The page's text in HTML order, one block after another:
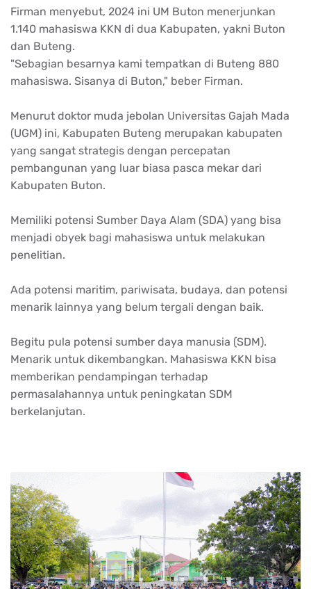
Firman menyebut, 2024 ini UM Buton menerjunkan
1.140 mahasiswa KKN di dua Kabupaten, yakni Buton
dan Buteng.
"Sebagian besarnya kami tempatkan di Buteng 880
mahasiswa. Sisanya di Buton," beber Firman.
Menurut doktor muda jebolan Universitas Gajah Mada
(UGM) ini, Kabupaten Buteng merupakan kabupaten
yang sangat strategis dengan percepatan
pembangunan yang luar biasa pasca mekar dari
Kabupaten Buton.
Memiliki potensi Sumber Daya Alam (SDA) yang bisa
menjadi obyek bagi mahasiswa untuk melakukan
penelitian.
Ada potensi maritim, pariwisata, budaya, dan potensi
menarik lainnya yang belum tergali dengan baik.
Begitu pula potensi sumber daya manusia (SDM).
Menarik untuk dikembangkan. Mahasiswa KKN bisa
memberikan pendampingan terhadap
permasalahannya untuk peningkatan SDM
berkelanjutan.